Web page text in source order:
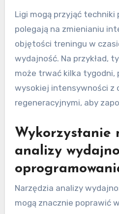
Ligi mogą przyjąć techniki
polegają na zmienianiu
objętości treningu w
wydajność. Na przykład,
może trwać kilka tygodni,
wysokiej intensywności z
regeneracyjnymi, aby
Wykorzystanie
analizy
Narzędzia analizy
mogą znacznie poprawić